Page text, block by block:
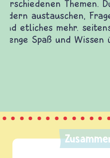
Fragen von Krieg und
Gewalt informiert und
diesem
fragen.de bietet